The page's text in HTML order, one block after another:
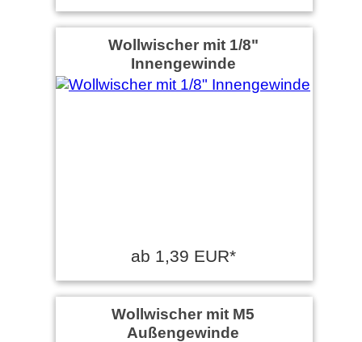
Leonid P. schrieb am
04.01.2023
Wollwischer mit 1/8"
Innengewinde
ab 1,39 EUR*
Wollwischer mit M5
Außengewinde